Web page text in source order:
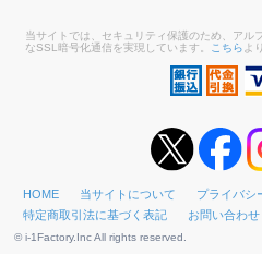
当サイトでは、セキュリティ保護のため、アル
なSSL暗号化通信を実現しています。
こちら よ
HOME 当サイトについて プライバシ
特定商取引法に基づく表記
お問い合わせ
© i-1Factory.Inc All rights reserved.